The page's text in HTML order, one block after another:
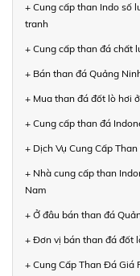
+ Cung cấp than Indo số
tranh
+ Cung cấp than đá chất
+ Bán than đá Quảng
+ Mua than đá đốt lò hơi
+ Cung cấp than đá
+ Dịch Vụ Cung Cấp
+ Nhà cung cấp than
Nam
+ Ở đâu bán than đá
+ Đơn vị bán than đá đốt
+ Cung Cấp Than Đá Giá